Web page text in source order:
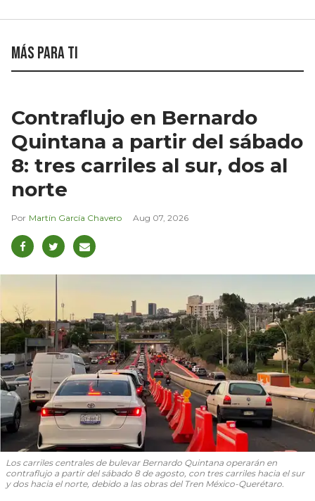
Más para ti
Contraflujo en Bernardo
Quintana a partir del sábado
8: tres carriles al sur, dos al
norte
Martín García Chavero Aug 07, 2026
Los carriles centrales de bulevar Bernardo Quintana operarán en
contraflujo a partir del sábado 8 de agosto, con tres carriles hacia el sur
y dos hacia el norte, debido a las obras del Tren México-Querétaro.